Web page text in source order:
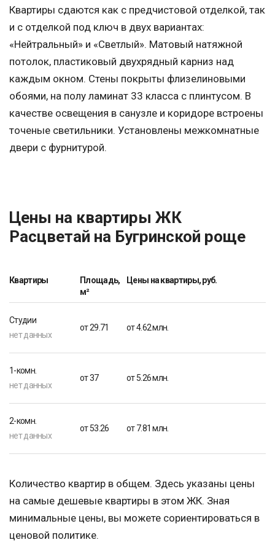
Квартиры сдаются как с предчистовой отделкой, так
и с отделкой под ключ в двух вариантах:
«Нейтральный» и «Светлый». Матовый натяжной
потолок, пластиковый двухрядный карниз над
каждым окном. Стены покрыты флизелиновыми
обоями, на полу ламинат 33 класса с плинтусом. В
качестве освещения в санузле и коридоре встроены
точеные светильники. Установлены межкомнатные
двери с фурнитурой.
Цены на квартиры ЖК
Расцветай на Бугринской роще
Квартиры
Площадь,
м²
Цены на квартиры, руб.
Студии
нет данных
от 29.71 от 4.62 млн.
1-комн.
нет данных
от 37 от 5.26 млн.
2-комн.
нет данных
от 53.26 от 7.81 млн.
Количество квартир в общем. Здесь указаны цены
на самые дешевые квартиры в этом ЖК. Зная
минимальные цены, вы можете сориентироваться в
ценовой политике.